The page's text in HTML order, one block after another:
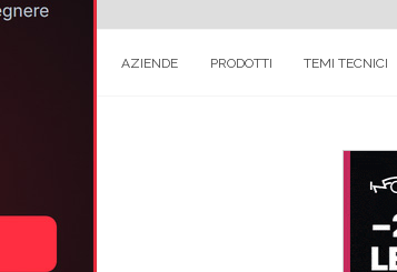
AZIENDE PRODOTTI TEMI TECNICI